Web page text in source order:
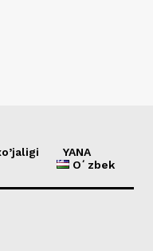
YANA
Oʻzbek